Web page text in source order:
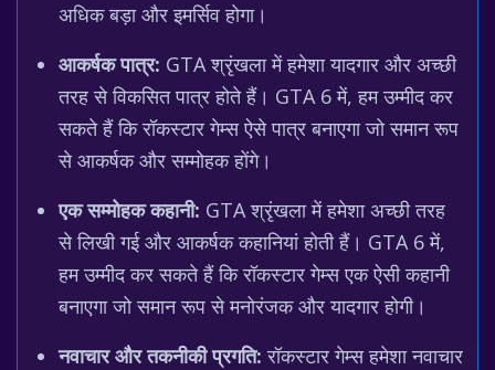
अधिक बड़ा और इमर्सिव होगा।
आकर्षक पात्र: GTA श्रृंखला में हमेशा यादगार और अच्छी
तरह से विकसित पात्र होते हैं। GTA 6 में, हम उम्मीद कर
सकते हैं कि रॉकस्टार गेम्स ऐसे पात्र बनाएगा जो समान रूप
से आकर्षक और सम्मोहक होंगे।
एक सम्मोहक कहानी: GTA श्रृंखला में हमेशा अच्छी तरह
से लिखी गई और आकर्षक कहानियां होती हैं। GTA 6 में,
हम उम्मीद कर सकते हैं कि रॉकस्टार गेम्स एक ऐसी कहानी
बनाएगा जो समान रूप से मनोरंजक और यादगार होगी।
नवाचार और तकनीकी प्रगति: रॉकस्टार गेम्स हमेशा नवाचार